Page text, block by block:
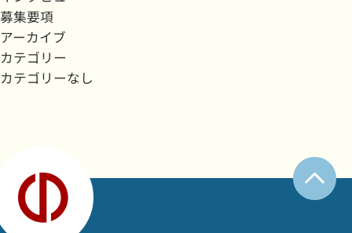
募集要項
アーカイブ
カテゴリー
カテゴリーなし